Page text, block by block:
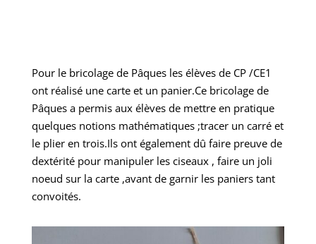
Pour le bricolage de Pâques les élèves de CP /CE1
ont réalisé une carte et un panier.Ce bricolage de
Pâques a permis aux élèves de mettre en pratique
quelques notions mathématiques ;tracer un carré et
le plier en trois.Ils ont également dû faire preuve de
dextérité pour manipuler les ciseaux , faire un joli
noeud sur la carte ,avant de garnir les paniers tant
convoités.